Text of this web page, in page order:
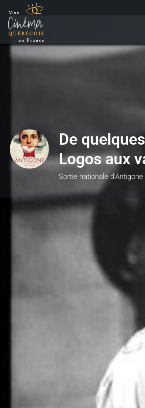
De
Logos aux
Sortie nationale
2 septembre 2020